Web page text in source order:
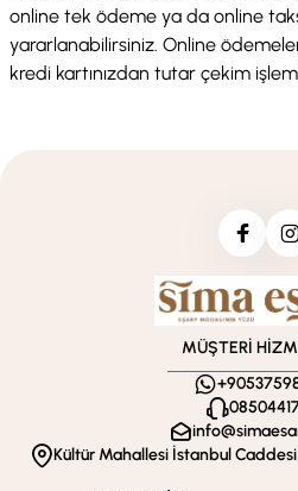
online tek ödeme ya da online
yararlanabilirsiniz. Online
kredi kartınızdan tutar çekim
MÜŞTERİ
Kültür Mahallesi İstanbul